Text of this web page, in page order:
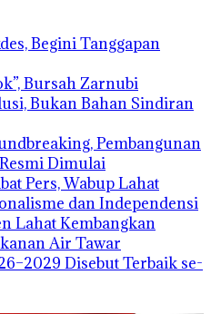
Begini Tanggapan
Bursah Zarnubi
Bukan Bahan Sindiran
Pembangunan
Dimulai
Pers, Wabup Lahat
dan Independensi
Lahat Kembangkan
Air Tawar
Disebut Terbaik se-